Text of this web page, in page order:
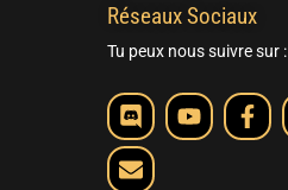
Réseaux Sociaux
Tu peux nous suivre sur :